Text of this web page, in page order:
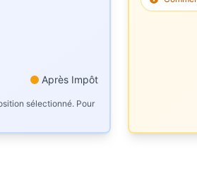
Après Impôt
sélectionné. Pour